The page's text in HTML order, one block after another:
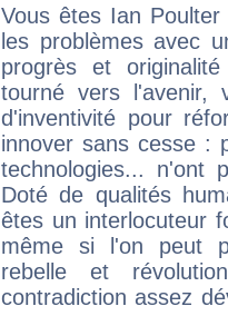
Vous êtes Ian
les problèmes avec
progrès et
tourné vers l'avenir,
d'inventivité pour
innover sans cesse :
technologies... n'ont
Doté de qualités
êtes un interlocuteur
même si l'on peut
rebelle et
contradiction assez